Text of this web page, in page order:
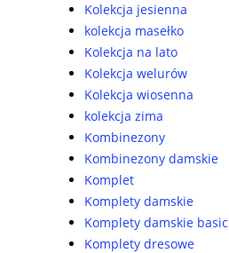
Kolekcja jesienna
kolekcja masełko
Kolekcja na lato
Kolekcja welurów
Kolekcja wiosenna
kolekcja zima
Kombinezony
Kombinezony damskie
Komplet
Komplety damskie
Komplety damskie basic
Komplety dresowe